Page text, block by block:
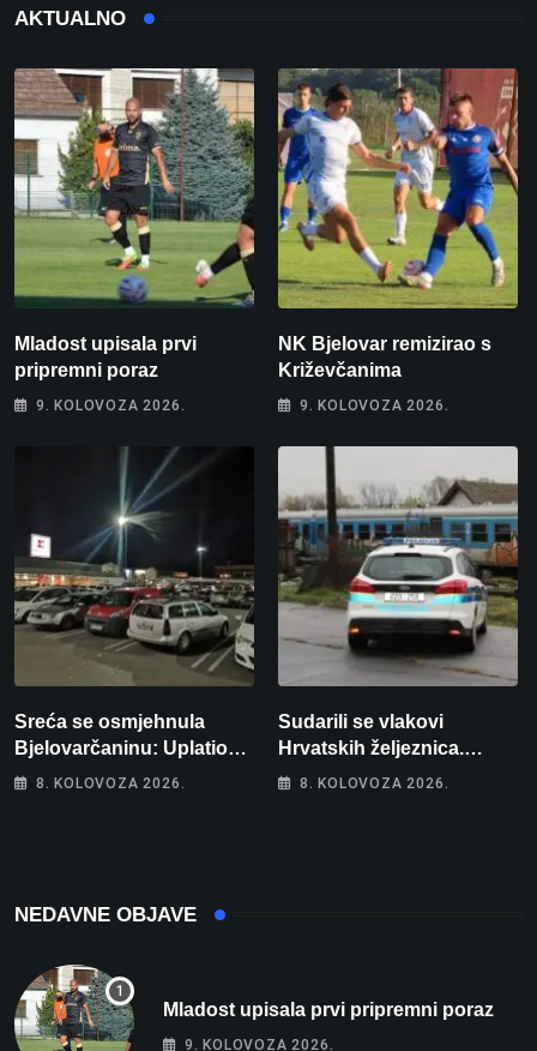
AKTUALNO
Mladost upisala prvi
pripremni poraz
9. KOLOVOZA 2026.
NK Bjelovar remizirao s
Križevčanima
9. KOLOVOZA 2026.
Sreća se osmjehnula
Bjelovarčaninu: Uplatio
samo 4 eura, a osvojio
8. KOLOVOZA 2026.
Sudarili se vlakovi
Hrvatskih željeznica.
Šestero osoba teško
8. KOLOVOZA 2026.
NEDAVNE OBJAVE
Mladost upisala prvi pripremni poraz
9. KOLOVOZA 2026.